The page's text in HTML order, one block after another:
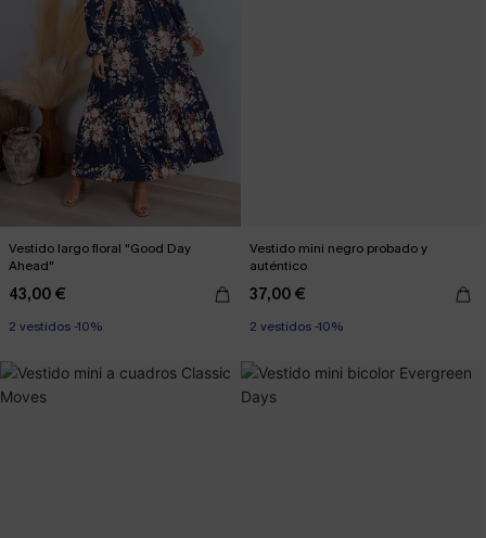
Vestido largo floral "Good Day
Ahead"
43,00 €
2 vestidos -10%
Vestido mini negro probado y
auténtico
37,00 €
2 vestidos -10%